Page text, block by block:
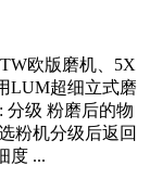
欧版磨机、5X
LUM超细立式磨
分级 粉磨后的物
粉机分级后返回
度 ...